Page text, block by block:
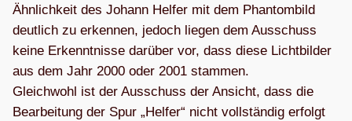
Ähn­lich­keit des Johann Hel­fer mit dem Phan­tom­bild
deut­lich zu erken­nen, jedoch lie­gen dem Aus­schuss
keine Erkennt­nisse dar­über vor, dass diese Licht­bil­der
aus dem Jahr 2000 oder 2001 stam­men.
Gleich­wohl ist der Aus­schuss der Ansicht, dass die
Bear­bei­tung der Spur „Hel­fer“ nicht voll­stän­dig erfolgt